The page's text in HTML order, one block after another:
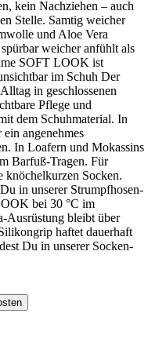
kein Nachziehen – auch
Stelle. Samtig weicher
und Aloe Vera
weicher anfühlt als
SOFT LOOK ist
im Schuh Der
in geschlossenen
Pflege und
dem Schuhmaterial. In
angenehmes
In Loafern und Mokassins
Barfuß-Tragen. Für
knöchelkurzen Socken.
in unserer Strumpfhosen-
bei 30 °C im
Ausrüstung bleibt über
haftet dauerhaft
Du in unserer Socken-